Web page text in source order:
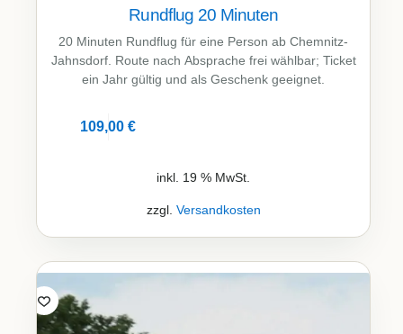
Rundflug 20 Minuten
20 Minuten Rundflug für eine Person ab Chemnitz-
Jahnsdorf. Route nach Absprache frei wählbar; Ticket
ein Jahr gültig und als Geschenk geeignet.
109,00€
inkl. 19 % MwSt.
zzgl. Versandkosten